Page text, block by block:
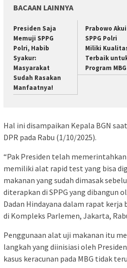
BACAAN LAINNYA
Presiden Saja
Memuji SPPG
Polri, Habib
Syakur:
Masyarakat
Sudah Rasakan
Manfaatnya!
Prabowo Akui
SPPG Polri
Miliki
Terbaik
Program MBG
Hal ini disampaikan Kepala BGN
DPR pada Rabu (1/10/2025).
“Pak Presiden telah memerintahkan
memiliki alat rapid test yang bisa
makanan yang sudah dimasak
diterapkan di SPPG yang dibangun
Dadan Hindayana dalam rapat kerja
di Kompleks Parlemen, Jakarta,
Penggunaan alat uji makanan itu
langkah yang diinisiasi oleh
kasus keracunan pada MBG tidak